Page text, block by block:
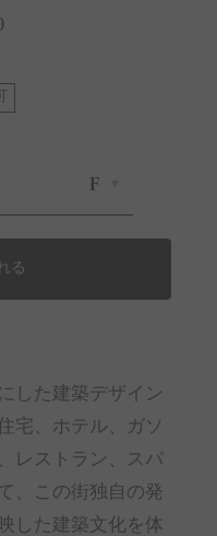
F
る
した建築デザイン
宅、ホテル、ガソ
レストラン、スパ
、この街独自の発
した建築文化を体